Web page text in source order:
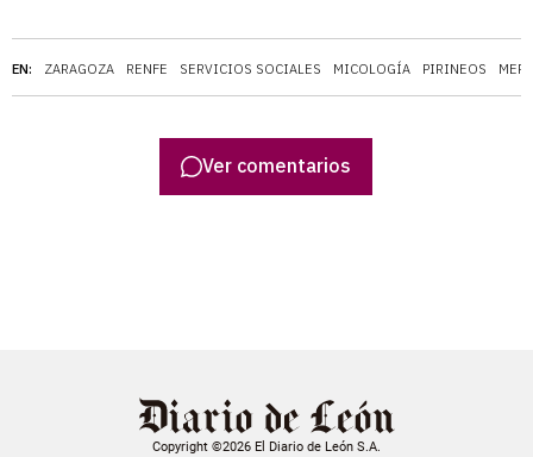
EN: ZARAGOZA RENFE SERVICIOS SOCIALES MICOLOGÍA PIRINEOS
Ver comentarios
Copyright ©2026 El Diario de León S.A.